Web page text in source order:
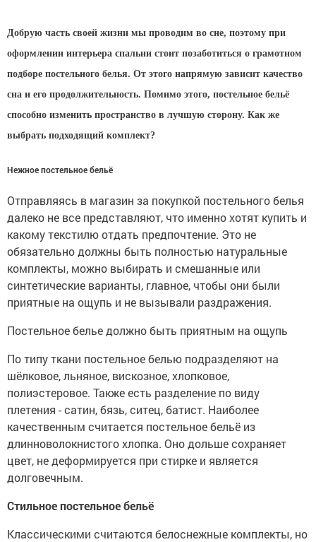
Добрую часть своей жизни мы проводим во сне, поэтому при
оформлении интерьера спальни стоит позаботиться о грамотном
подборе постельного белья. От этого напрямую зависит качество
сна и его продолжительность. Помимо этого, постельное бельё
способно изменить пространство в лучшую сторону. Как же
выбрать подходящий комплект?
Нежное постельное бельё
Отправляясь в магазин за покупкой постельного белья
далеко не все представляют, что именно хотят купить и
какому текстилю отдать предпочтение. Это не
обязательно должны быть полностью натуральные
комплекты, можно выбирать и смешанные или
синтетические варианты, главное, чтобы они были
приятные на ощупь и не вызывали раздражения.
Постельное белье должно быть приятным на ощупь
По типу ткани постельное белью подразделяют на
шёлковое, льняное, вискозное, хлопковое,
полиэстеровое. Также есть разделение по виду
плетения - сатин, бязь, ситец, батист. Наиболее
качественным считается постельное бельё из
длинноволокнистого хлопка. Оно дольше сохраняет
цвет, не деформируется при стирке и является
долговечным.
Стильное постельное бельё
Классическими считаются белоснежные комплекты, но